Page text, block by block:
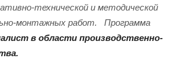
технической и методической
монтажных работ.
Программа
в области производственно-